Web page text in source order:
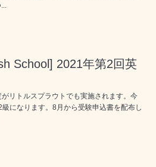
School] 2021年第2回英
リトルスプラウトでも実施されます。今
になります。8月から受験申込書を配布し